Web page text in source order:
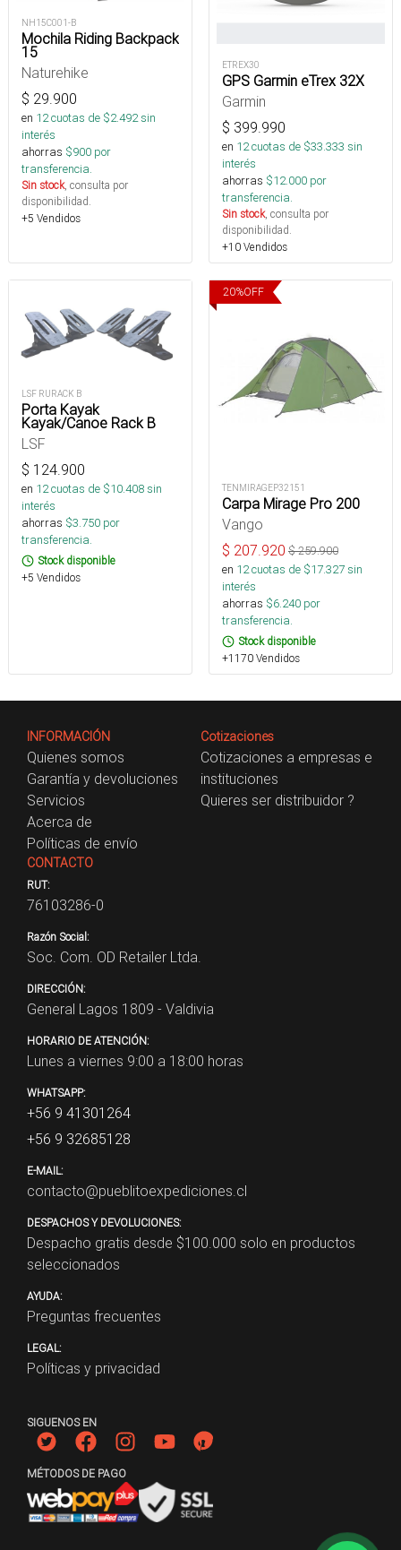
NH15C001-B
Mochila Riding Backpack
15
Naturehike
$ 29.900
en 12cuotas de $2.492sin
interés
ahorras $900 por
transferencia.
Sin stock, consulta por
disponibilidad.
+5 Vendidos
ETREX30
GPS Garmin eTrex 32X
Garmin
$ 399.990
en 12cuotas de $33.333 sin
interés
ahorras $12.000 por
transferencia.
Sin stock, consulta por
disponibilidad.
+10 Vendidos
LSF RURACK B
Porta Kayak
Kayak/Canoe Rack B
LSF
$ 124.900
en 12cuotas de $10.408sin
interés
ahorras $3.750 por
transferencia.
Stock disponible
+5 Vendidos
20%OFF
TENMIRAGEP32151
Carpa Mirage Pro 200
Vango
$ 207.920 $259.900
en 12cuotas de $17.327sin
interés
ahorras $6.240 por
transferencia.
Stock disponible
+1170 Vendidos
INFORMACIÓN
Quienes somos
Garantía y devoluciones
Servicios
Acerca de
Políticas de envío
Cotizaciones
Cotizaciones a empresas e
instituciones
Quieres ser distribuidor ?
CONTACTO
RUT:
76103286-0
Razón Social:
Soc. Com. OD Retailer Ltda.
DIRECCIÓN:
General Lagos 1809 - Valdivia
HORARIO DE ATENCIÓN:
Lunes a viernes 9:00 a 18:00 horas
WHATSAPP:
+56 9 41301264
+56 9 32685128
E-MAIL:
contacto@pueblitoexpediciones.cl
DESPACHOS Y DEVOLUCIONES:
Despacho gratis desde $100.000 solo en productos
seleccionados
AYUDA:
Preguntas frecuentes
LEGAL:
Políticas y privacidad
SIGUENOS EN
MÉTODOS DE PAGO